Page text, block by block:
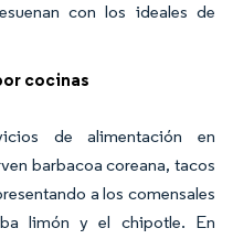
con los ideales de
cocinas
de alimentación en
barbacoa coreana, tacos
a los comensales
limón y el chipotle. En